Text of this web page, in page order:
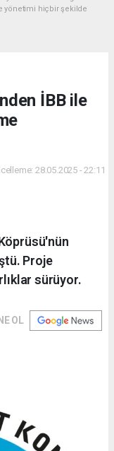
yönetimi hiçbir şekilde
İBB ile
28.05.2025 - 22:11
Proje
sürüyor.
OL